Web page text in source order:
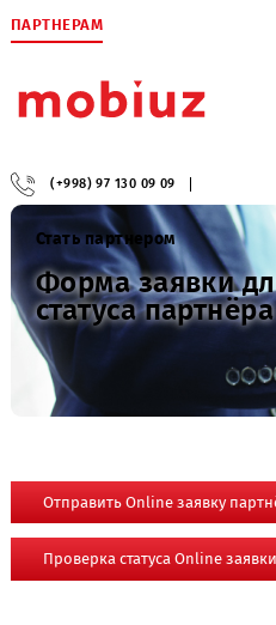
ПАРТНЕРАМ
(+998) 97 130 09 09
Стать партнером
Форма заявки
статуса
Отправить Online заявку